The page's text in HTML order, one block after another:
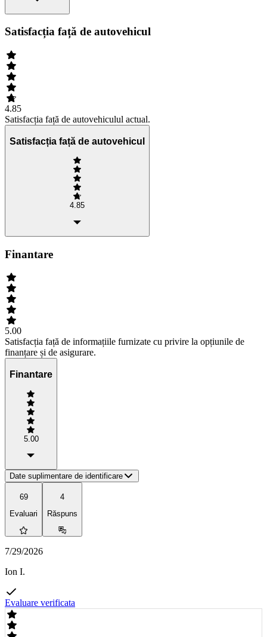
Satisfacția față de autovehicul
4.85
Satisfacția față de autovehiculul actual.
Satisfacția față de autovehicul
4.85
Finantare
5.00
Satisfacția față de informațiile furnizate cu privire la opțiunile de
finanțare și de asigurare.
Finantare
5.00
Date suplimentare de identificare
69
Evaluari
4
Răspuns
7/29/2026
Ion I.
Evaluare verificata